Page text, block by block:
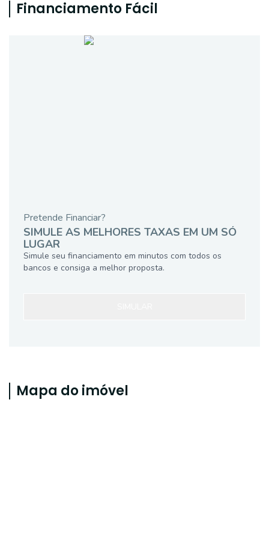
Financiamento Fácil
Pretende Financiar?
SIMULE AS MELHORES TAXAS EM UM SÓ
LUGAR
Simule seu financiamento em minutos com todos os
bancos e consiga a melhor proposta.
Mapa do imóvel